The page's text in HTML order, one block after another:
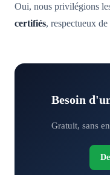
Oui, nous privilégions
certifiés, respectueux
Besoin
Gratuit, sans